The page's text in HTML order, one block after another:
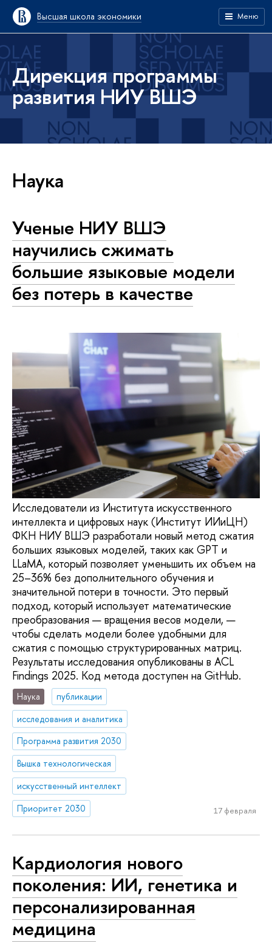
Высшая школа экономики Меню
Дирекция программы
развития НИУ ВШЭ
Наука
Ученые НИУ ВШЭ
научились сжимать
большие языковые модели
без потерь в качестве
Исследователи из Института искусственного
интеллекта и цифровых наук (Институт ИИиЦН)
ФКН НИУ ВШЭ разработали новый метод сжатия
больших языковых моделей, таких как GPT и
LLaMA, который позволяет уменьшить их объем на
25–36% без дополнительного обучения и
значительной потери в точности. Это первый
подход, который использует математические
преобразования — вращения весов модели, —
чтобы сделать модели более удобными для
сжатия с помощью структурированных матриц.
Результаты исследования опубликованы в ACL
Findings 2025. Код метода доступен на GitHub.
Наука
публикации
исследования и аналитика
Программа развития 2030
Вышка технологическая
искусственный интеллект
Приоритет 2030
17 февраля
Кардиология нового
поколения: ИИ, генетика и
персонализированная
медицина